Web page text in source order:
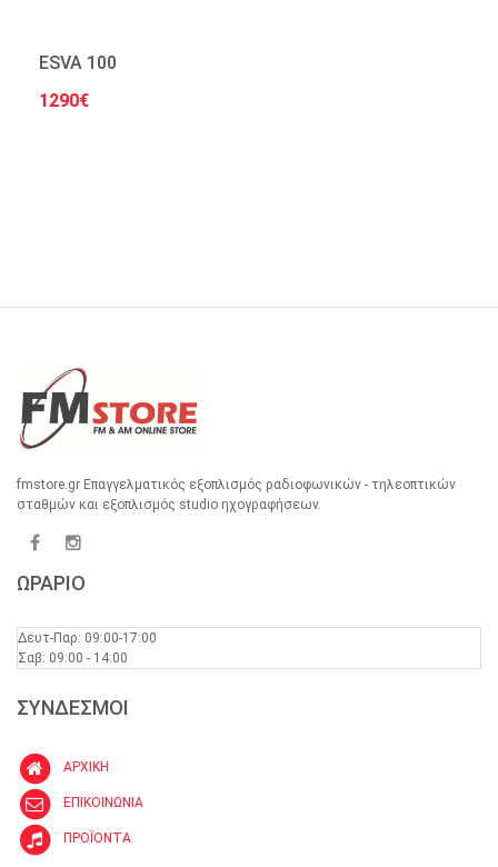
ESVA 100
1290€
fmstore.gr Επαγγελματικός εξοπλισμός ραδιοφωνικών - τηλεοπτικών
σταθμών και εξοπλισμός studio ηχογραφήσεων.
ΩΡΑΡΙΟ
Δευτ-Παρ: 09:00-17:00
Σαβ: 09:00 - 14:00
ΣΥΝΔΕΣΜΟΙ
ΑΡΧΙΚΗ
ΕΠΙΚΟΙΝΩΝΙΑ
ΠΡΟΪΟΝΤΑ